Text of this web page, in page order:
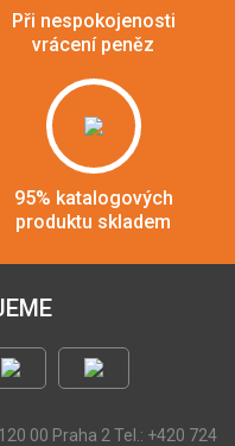
Při nespokojenosti
vrácení peněz
95% katalogových
produktu skladem
00 Praha 2 Tel.: +420 724